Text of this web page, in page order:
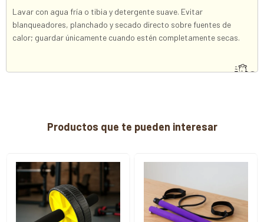
Lavar con agua fría o tibia y detergente suave. Evitar
blanqueadores, planchado y secado directo sobre fuentes de
calor; guardar únicamente cuando estén completamente secas.
Productos que te pueden interesar